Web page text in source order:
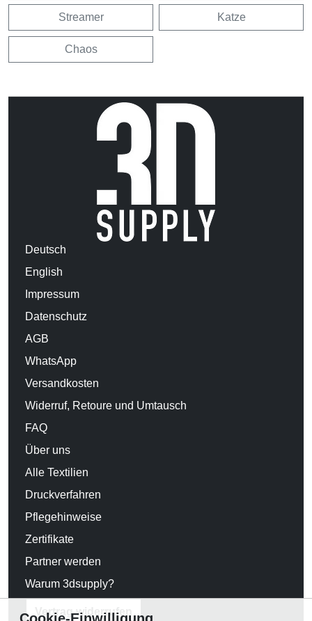
Streamer Katze
Chaos
Deutsch
English
Impressum
Datenschutz
AGB
WhatsApp
Versandkosten
Widerruf, Retoure und Umtausch
FAQ
Über uns
Alle Textilien
Druckverfahren
Pflegehinweise
Zertifikate
Partner werden
Warum 3dsupply?
Vertrag widerrufen